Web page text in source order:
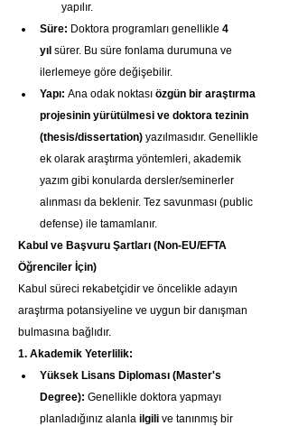
yapılır.
Süre: Doktora programları genellikle 4
yıl sürer. Bu süre fonlama durumuna ve
ilerlemeye göre değişebilir.
Yapı: Ana odak noktası özgün bir araştırma
projesinin yürütülmesi ve doktora tezinin
(thesis/dissertation) yazılmasıdır. Genellikle
ek olarak araştırma yöntemleri, akademik
yazım gibi konularda dersler/seminerler
alınması da beklenir. Tez savunması (public
defense) ile tamamlanır.
Kabul ve Başvuru Şartları (Non-EU/EFTA
Öğrenciler İçin)
Kabul süreci rekabetçidir ve öncelikle adayın
araştırma potansiyeline ve uygun bir danışman
bulmasına bağlıdır.
1. Akademik Yeterlilik:
Yüksek Lisans Diploması (Master's
Degree): Genellikle doktora yapmayı
planladığınız alanla ilgili ve tanınmış bir